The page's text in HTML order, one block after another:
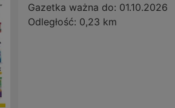
Gazetka ważna do: 01.10.2026
Odległość: 0,23 km